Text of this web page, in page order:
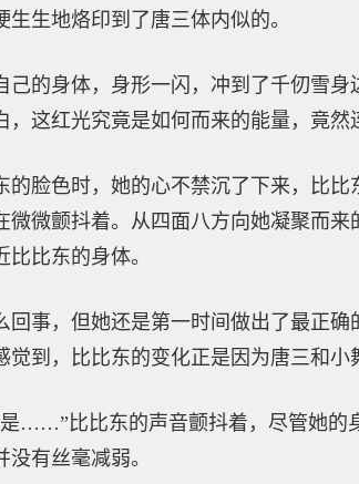
生地烙印到了唐三体内似的。
己的身体，身形一闪，冲到了千仞雪
这红光究竟是如何而来的能量，竟然
的脸色时，她的心不禁沉了下来，比
微微颤抖着。从四面八方向她凝聚而
比东的身体。
回事，但她还是第一时间做出了最正
到，比比东的变化正是因为唐三和小
……”比比东的声音颤抖着，尽管她的
有丝毫减弱。